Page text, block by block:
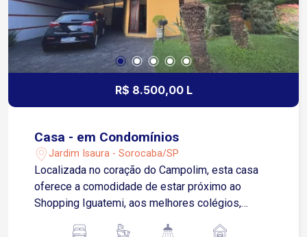
R$ 8.500,00 L
Casa - em Condomínios
Jardim Isaura - Sorocaba/SP
Localizada no coração do Campolim, esta casa
oferece a comodidade de estar próximo ao
Shopping Iguatemi, aos melhores colégios,